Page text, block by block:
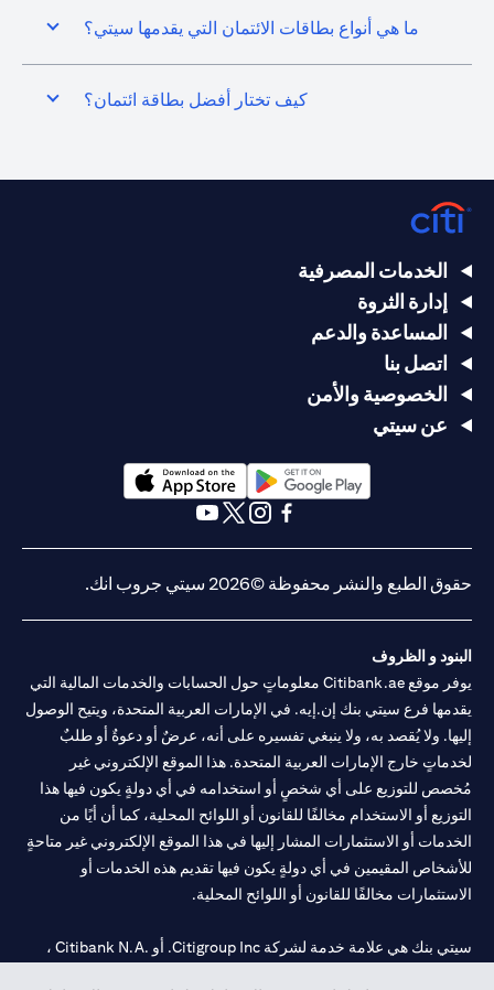
ما هي أنواع بطاقات الائتمان التي يقدمها سيتي؟
كيف تختار أفضل بطاقة ائتمان؟
الخدمات المصرفية
إدارة الثروة
المساعدة والدعم
اتصل بنا
الخصوصية والأمن
عن سيتي
opens in a new tab
opens in a new tab
حقوق الطبع والنشر محفوظة ©2026 سيتي جروب انك.
البنود و الظروف
يوفر موقع Citibank.ae معلوماتٍ حول الحسابات والخدمات المالية التي
يقدمها فرع سيتي بنك إن.إيه. في الإمارات العربية المتحدة، ويتيح الوصول
إليها. ولا يُقصد به، ولا ينبغي تفسيره على أنه، عرضٌ أو دعوةٌ أو طلبٌ
لخدماتٍ خارج الإمارات العربية المتحدة. هذا الموقع الإلكتروني غير
مُخصص للتوزيع على أي شخصٍ أو استخدامه في أي دولةٍ يكون فيها هذا
التوزيع أو الاستخدام مخالفًا للقانون أو اللوائح المحلية، كما أن أيًا من
الخدمات أو الاستثمارات المشار إليها في هذا الموقع الإلكتروني غير متاحةٍ
للأشخاص المقيمين في أي دولةٍ يكون فيها تقديم هذه الخدمات أو
الاستثمارات مخالفًا للقانون أو اللوائح المحلية.
سيتي بنك هي علامة خدمة لشركة Citigroup Inc. أو .Citibank N.A ،